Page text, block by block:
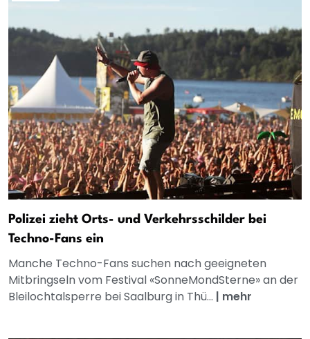
Polizei zieht Orts- und Verkehrsschilder bei
Techno-Fans ein
Manche Techno-Fans suchen nach geeigneten
Mitbringseln vom Festival «SonneMondSterne» an der
Bleilochtalsperre bei Saalburg in Thü... | mehr